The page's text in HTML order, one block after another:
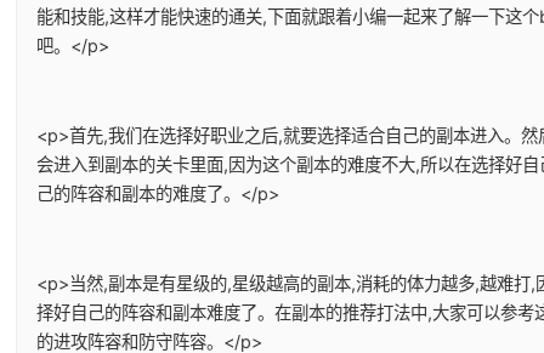
能和技能,这样才能快速的通关,下面就跟着小编一起来了解一下这
吧。</p>
<p>首先,我们在选择好职业之后,就要选择适合自己的副本进入。
会进入到副本的关卡里面,因为这个副本的难度不大,所以在选择好
己的阵容和副本的难度了。</p>
<p>当然,副本是有星级的,星级越高的副本,消耗的体力越多,越难打,
择好自己的阵容和副本难度了。在副本的推荐打法中,大家可以参考
的进攻阵容和防守阵容。</p>